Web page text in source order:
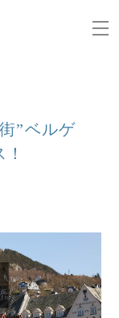
”ベルゲ